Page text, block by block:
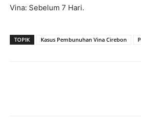
Vina: Sebelum 7 Hari.
TOPIK Kasus Pembunuhan Vina Cirebon